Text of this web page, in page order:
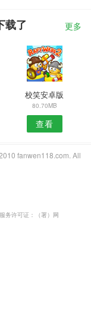
载了 更多
校笑安卓版
80.70MB
查看
fanwen118.com. All
务许可证：（署）网